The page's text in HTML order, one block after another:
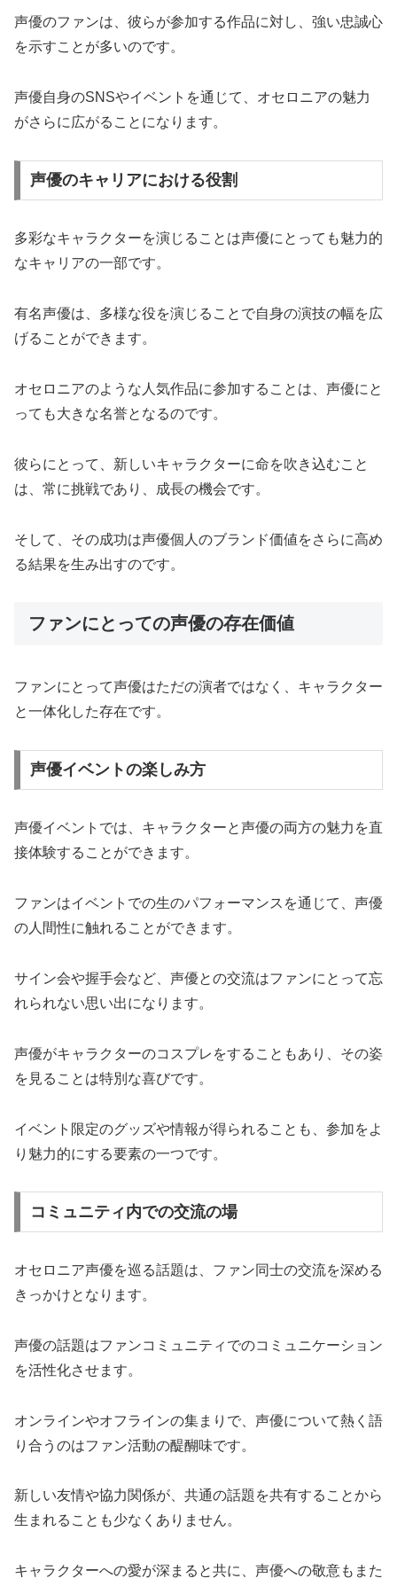
声優のファンは、彼らが参加する作品に対し、強い忠誠心
を示すことが多いのです。
声優自身のSNSやイベントを通じて、オセロニアの魅力
がさらに広がることになります。
声優のキャリアにおける役割
多彩なキャラクターを演じることは声優にとっても魅力的
なキャリアの一部です。
有名声優は、多様な役を演じることで自身の演技の幅を広
げることができます。
オセロニアのような人気作品に参加することは、声優にと
っても大きな名誉となるのです。
彼らにとって、新しいキャラクターに命を吹き込むこと
は、常に挑戦であり、成長の機会です。
そして、その成功は声優個人のブランド価値をさらに高め
る結果を生み出すのです。
ファンにとっての声優の存在価値
ファンにとって声優はただの演者ではなく、キャラクター
と一体化した存在です。
声優イベントの楽しみ方
声優イベントでは、キャラクターと声優の両方の魅力を直
接体験することができます。
ファンはイベントでの生のパフォーマンスを通じて、声優
の人間性に触れることができます。
サイン会や握手会など、声優との交流はファンにとって忘
れられない思い出になります。
声優がキャラクターのコスプレをすることもあり、その姿
を見ることは特別な喜びです。
イベント限定のグッズや情報が得られることも、参加をよ
り魅力的にする要素の一つです。
コミュニティ内での交流の場
オセロニア声優を巡る話題は、ファン同士の交流を深める
きっかけとなります。
声優の話題はファンコミュニティでのコミュニケーション
を活性化させます。
オンラインやオフラインの集まりで、声優について熱く語
り合うのはファン活動の醍醐味です。
新しい友情や協力関係が、共通の話題を共有することから
生まれることも少なくありません。
キャラクターへの愛が深まると共に、声優への敬意もまた